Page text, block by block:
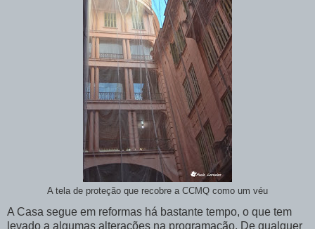
A tela de proteção que recobre a CCMQ como um véu
A Casa segue em reformas há bastante tempo, o que tem
levado a algumas alterações na programação. De qualquer